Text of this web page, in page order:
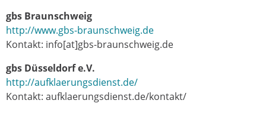
gbs Braunschweig
http://www.gbs-braunschweig.de
Kontakt: info[at]gbs-braunschweig.de
gbs Düsseldorf e.V.
http://aufklaerungsdienst.de/
Kontakt: aufklaerungsdienst.de/kontakt/